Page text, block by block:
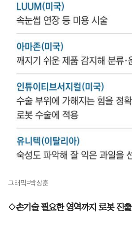
그래픽=박상훈
◇손기술 필요한 영역까지 로봇 진출